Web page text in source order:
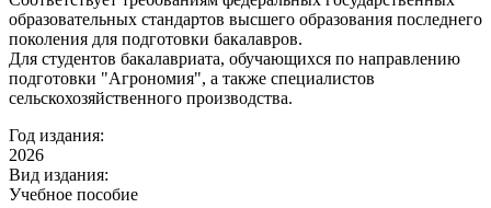
образовательных стандартов высшего образования последнего
поколения для подготовки бакалавров.
Для студентов бакалавриата, обучающихся по направлению
подготовки "Агрономия", а также специалистов
сельскохозяйственного производства.
Год издания:
2026
Вид издания:
Учебное пособие